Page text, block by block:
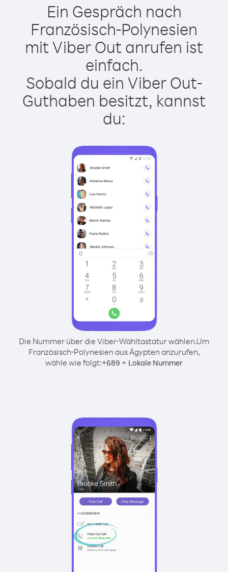
Ein Gespräch nach
Französisch-Polynesien
mit Viber Out anrufen ist
einfach.
Sobald du ein Viber Out-
Guthaben besitzt, kannst
du:
Die Nummer über die Viber-Wähltastatur wählen.Um
Französisch-Polynesien aus Ägypten anzurufen,
wähle wie folgt:+689 + Lokale Nummer